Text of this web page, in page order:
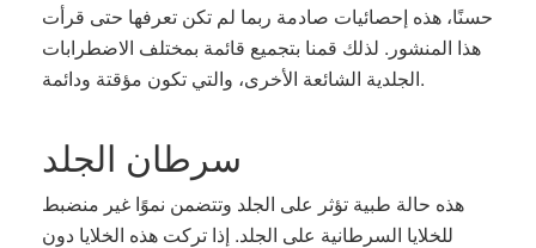
حسنًا، هذه إحصائيات صادمة ربما لم تكن تعرفها حتى قرأت
هذا المنشور. لذلك قمنا بتجميع قائمة بمختلف الاضطرابات
الجلدية الشائعة الأخرى، والتي تكون مؤقتة ودائمة.
سرطان الجلد
هذه حالة طبية تؤثر على الجلد وتتضمن نموًا غير منضبط
للخلايا السرطانية على الجلد. إذا تركت هذه الخلايا دون